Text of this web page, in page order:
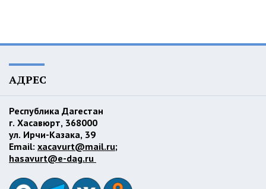
АДРЕС
Республика Дагестан
г. Хасавюрт, 368000
ул. Ирчи-Казака, 39
Email: xacavurt@mail.ru;
hasavurt@e-dag.ru